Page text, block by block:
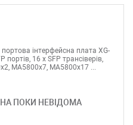
ПОКИ НЕВІДОМА
портова інтерфейсна плата XG-
портів, 16 х SFP трансіверів,
MA5800x7, MA5800x17 ...